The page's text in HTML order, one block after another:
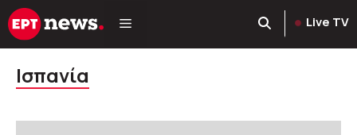
Μετάβαση
σε
Live TV
Ισπανία